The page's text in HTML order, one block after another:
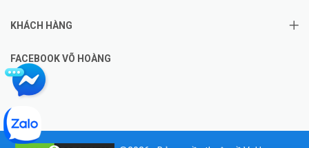
KHÁCH HÀNG
FACEBOOK VÕ HOÀNG